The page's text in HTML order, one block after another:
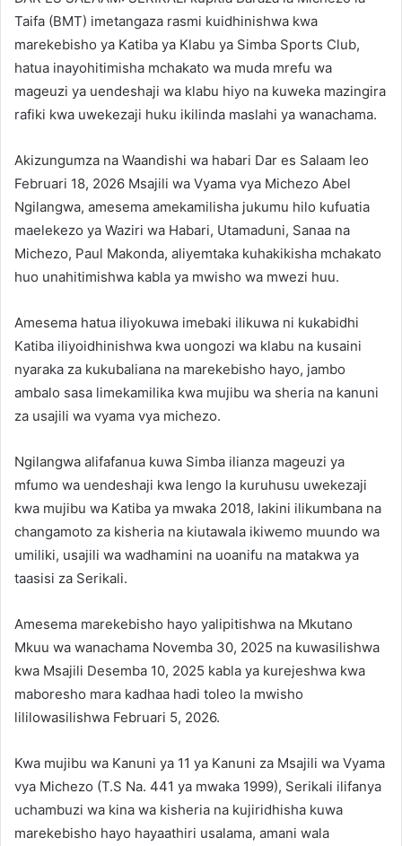
Taifa (BMT) imetangaza rasmi kuidhinishwa kwa
marekebisho ya Katiba ya Klabu ya Simba Sports Club,
hatua inayohitimisha mchakato wa muda mrefu wa
mageuzi ya uendeshaji wa klabu hiyo na kuweka mazingira
rafiki kwa uwekezaji huku ikilinda maslahi ya wanachama.
Akizungumza na Waandishi wa habari Dar es Salaam leo
Februari 18, 2026 Msajili wa Vyama vya Michezo Abel
Ngilangwa, amesema amekamilisha jukumu hilo kufuatia
maelekezo ya Waziri wa Habari, Utamaduni, Sanaa na
Michezo, Paul Makonda, aliyemtaka kuhakikisha mchakato
huo unahitimishwa kabla ya mwisho wa mwezi huu.
Amesema hatua iliyokuwa imebaki ilikuwa ni kukabidhi
Katiba iliyoidhinishwa kwa uongozi wa klabu na kusaini
nyaraka za kukubaliana na marekebisho hayo, jambo
ambalo sasa limekamilika kwa mujibu wa sheria na kanuni
za usajili wa vyama vya michezo.
Ngilangwa alifafanua kuwa Simba ilianza mageuzi ya
mfumo wa uendeshaji kwa lengo la kuruhusu uwekezaji
kwa mujibu wa Katiba ya mwaka 2018, lakini ilikumbana na
changamoto za kisheria na kiutawala ikiwemo muundo wa
umiliki, usajili wa wadhamini na uoanifu na matakwa ya
taasisi za Serikali.
Amesema marekebisho hayo yalipitishwa na Mkutano
Mkuu wa wanachama Novemba 30, 2025 na kuwasilishwa
kwa Msajili Desemba 10, 2025 kabla ya kurejeshwa kwa
maboresho mara kadhaa hadi toleo la mwisho
lililowasilishwa Februari 5, 2026.
Kwa mujibu wa Kanuni ya 11 ya Kanuni za Msajili wa Vyama
vya Michezo (T.S Na. 441 ya mwaka 1999), Serikali ilifanya
uchambuzi wa kina wa kisheria na kujiridhisha kuwa
marekebisho hayo hayaathiri usalama, amani wala